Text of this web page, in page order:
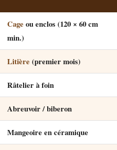
Cage ou enclos (120 × 60 cm
min.)
Litière (premier mois)
Râtelier à foin
Abreuvoir / biberon
Mangeoire en céramique